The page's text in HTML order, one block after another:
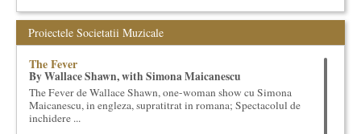
oamenii ei, pe
inceput cu muzica clasica - si de aici numele -, insa acum
dezvoltam proiecte si in alte domenii ale culturii.
Facem management cultural, dezvoltam si administram proiecte
Proiectele Societatii Muzicale
The Fever
By Wallace Shawn, with Simona Maicanescu
The Fever de Wallace Shawn, one-woman show cu Simona
Maicanescu, in engleza, supratitrat in romana; Spectacolul de
inchidere ...